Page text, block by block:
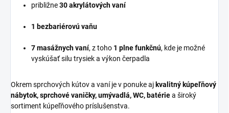
približne30 akrylátových vaní
1 bezbariérovú vaňu
7 masážnych vaní, z toho 1 plne funkčnú, kde je možné
vyskúšať silu trysiek a výkon čerpadla
Okrem sprchových kútov a vaní je v ponuke ajkvalitný kúpeľňový
nábytok, sprchové vaničky, umývadlá, WC, batériea široký
sortiment kúpeľňového príslušenstva.